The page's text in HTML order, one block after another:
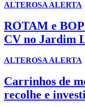
ALTEROSA ALERTA
ROTAM e
CV no Jardim
ALTEROSA ALERTA
Carrinhos de
recolhe e